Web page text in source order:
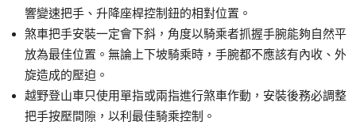
響變速把手、升降座桿控制鈕的相對位置。
煞車把手安裝一定會下斜，角度以騎乘者抓握手腕能夠自然平
放為最佳位置。無論上下坡騎乘時，手腕都不應該有內收、外
旋造成的壓迫。
越野登山車只使用單指或兩指進行煞車作動，安裝後務必調整
把手按壓間隙，以利最佳騎乘控制。